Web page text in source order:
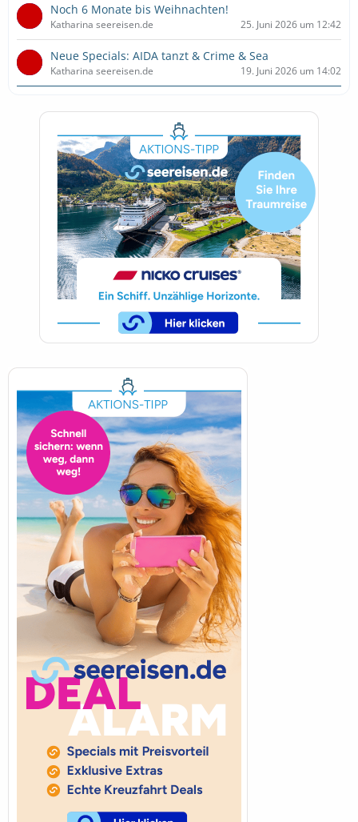
Noch 6 Monate bis Weihnachten!
Katharina seereisen.de 25. Juni 2026 um 12:42
Neue Specials: AIDA tanzt & Crime & Sea
Katharina seereisen.de 19. Juni 2026 um 14:02